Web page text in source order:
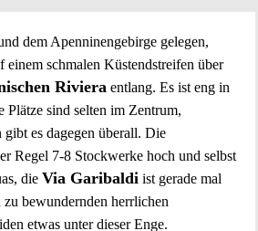
dem Apenninengebirge gelegen,
einem schmalen Küstendstreifen über
Riviera entlang. Es ist eng in
Plätze sind selten im Zentrum,
es dagegen überall. Die
Regel 7-8 Stockwerke hoch und selbst
die Via Garibaldi ist gerade mal
bewundernden herrlichen
etwas unter dieser Enge.